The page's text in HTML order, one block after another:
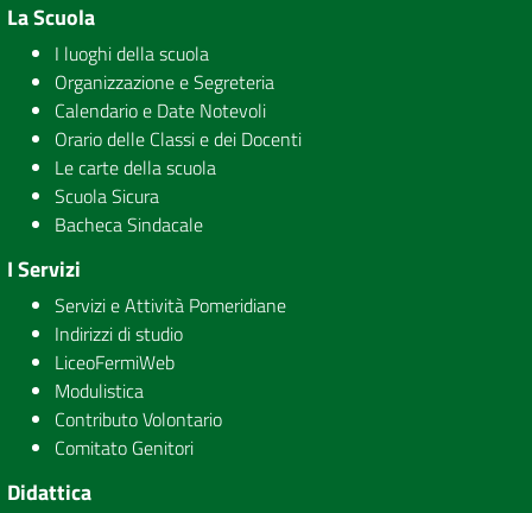
La Scuola
I luoghi della scuola
Organizzazione e Segreteria
Calendario e Date Notevoli
Orario delle Classi e dei Docenti
Le carte della scuola
Scuola Sicura
Bacheca Sindacale
I Servizi
Servizi e Attività Pomeridiane
Indirizzi di studio
LiceoFermiWeb
Modulistica
Contributo Volontario
Comitato Genitori
Didattica